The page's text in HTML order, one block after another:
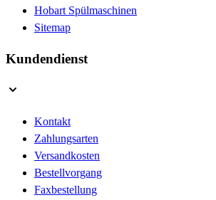
Hobart Spülmaschinen
Sitemap
Kundendienst
Kontakt
Zahlungsarten
Versandkosten
Bestellvorgang
Faxbestellung